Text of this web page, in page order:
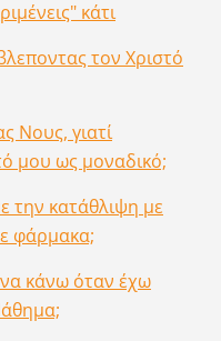
κάτι
τον Χριστό
Νους, γιατί
μου ως μοναδικό;
την κατάθλιψη με
φάρμακα;
κάνω όταν έχω